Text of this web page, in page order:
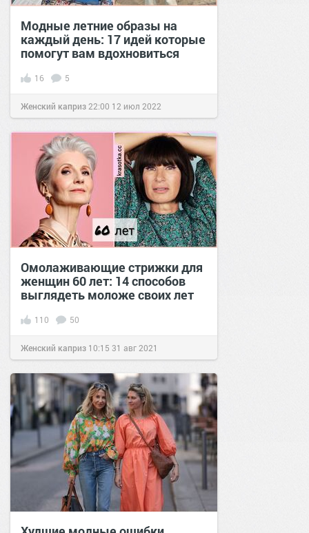
Модные летние образы на
каждый день: 17 идей которые
помогут вам вдохновиться
16 5
Женский каприз 22:00 12 июл 2022
Омолаживающие стрижки для
женщин 60 лет: 14 способов
выглядеть моложе своих лет
110 50
Женский каприз 10:15 31 авг 2021